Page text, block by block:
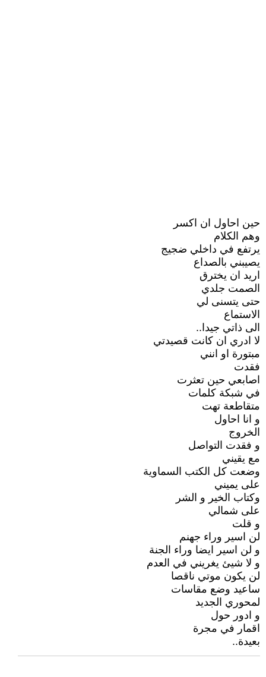
حين احاول ان اكسر
وهم الكلام
يرتفع في داخلي ضجيج
يصيبني بالصداع
اريد ان يخترق
الصمت جلدي
حتى يتسنى لي
الاستماع
الى ذاتي جيدا..
لا ادري ان كانت قصيدتي
مبتورة او انني
فقدت
اصابعي حين تعثرت
في شبكة كلمات
متقاطعة تهت
و انا احاول
الخروج
و فقدت التواصل
مع يقيني
وضعت كل الكتب السماوية
على يميني
وكتاب الخير و الشر
على شمالي
و قلت
لن اسير وراء جهنم
و لن اسير ايضا وراء الجنة
و لا شيئ يغريني في العدم
لن يكون موتي ناقصا
ساعيد وضع مقاسات
لمحوري الجديد
و ادور حول
اقمار في مجرة
بعيدة..